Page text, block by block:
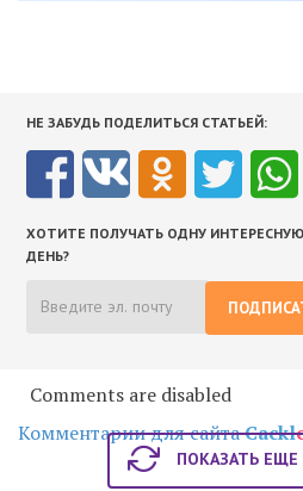
НЕ ЗАБУДЬ ПОДЕЛИТЬСЯ СТАТЬЕЙ:
ХОТИТЕ ПОЛУЧАТЬ ОДНУ
ДЕНЬ?
Comments are disabled
Комментарии для сайтаCackl
ПОКАЗАТЬ